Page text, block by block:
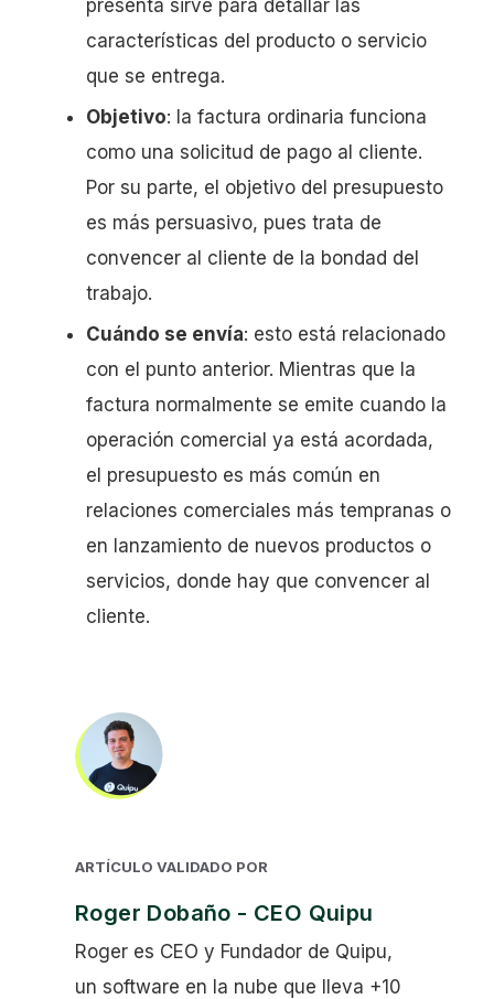
presenta sirve para detallar las
características del producto o servicio
que se entrega.
Objetivo: la factura ordinaria funciona
como una solicitud de pago al cliente.
Por su parte, el objetivo del presupuesto
es más persuasivo, pues trata de
convencer al cliente de la bondad del
trabajo.
Cuándo se envía: esto está relacionado
con el punto anterior. Mientras que la
factura normalmente se emite cuando la
operación comercial ya está acordada,
el presupuesto es más común en
relaciones comerciales más tempranas o
en lanzamiento de nuevos productos o
servicios, donde hay que convencer al
cliente.
ARTÍCULO VALIDADO POR
Roger Dobaño - CEO Quipu
Roger es CEO y Fundador de Quipu,
un software en la nube que lleva +10